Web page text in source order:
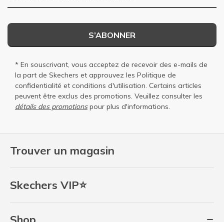
Trouver un magasin
Skechers VIP⭐
S’ABONNER
* En souscrivant, vous acceptez de recevoir des e-mails de
la part de Skechers et approuvez les Politique de
confidentialité et conditions d'utilisation. Certains articles
peuvent être exclus des promotions. Veuillez consulter les
détails des promotionspour plus d'informations.